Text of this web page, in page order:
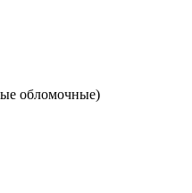
обломочные)